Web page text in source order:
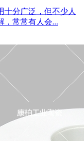
分广泛，但不少人
，常常有人会...